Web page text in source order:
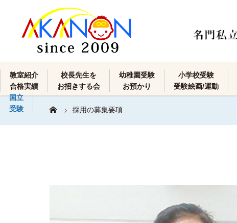
教室紹介
合格実績
校長先生を
お招きする会
幼稚園受験
お預かり
小学校受験
受験絵画/運動
国立
受験
採用の募集要項